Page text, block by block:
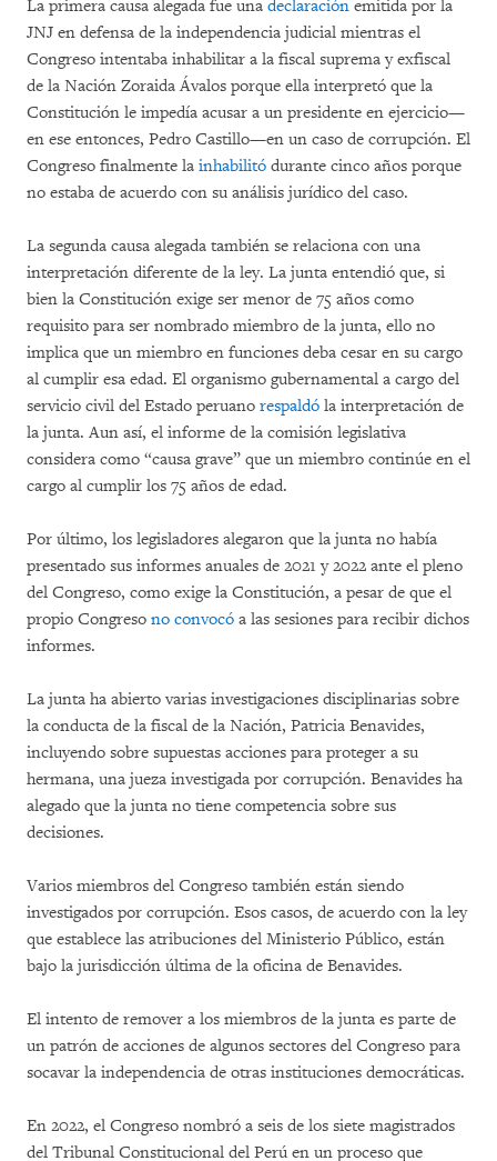
La primera causa alegada fue una declaración emitida por la
JNJ en defensa de la independencia judicial mientras el
Congreso intentaba inhabilitar a la fiscal suprema y exfiscal
de la Nación Zoraida Ávalos porque ella interpretó que la
Constitución le impedía acusar a un presidente en ejercicio—
en ese entonces, Pedro Castillo—en un caso de corrupción. El
Congreso finalmente la inhabilitó durante cinco años porque
no estaba de acuerdo con su análisis jurídico del caso.
La segunda causa alegada también se relaciona con una
interpretación diferente de la ley. La junta entendió que, si
bien la Constitución exige ser menor de 75 años como
requisito para ser nombrado miembro de la junta, ello no
implica que un miembro en funciones deba cesar en su cargo
al cumplir esa edad. El organismo gubernamental a cargo del
servicio civil del Estado peruano respaldó la interpretación de
la junta. Aun así, el informe de la comisión legislativa
considera como “causa grave” que un miembro continúe en el
cargo al cumplir los 75 años de edad.
Por último, los legisladores alegaron que la junta no había
presentado sus informes anuales de 2021 y 2022 ante el pleno
del Congreso, como exige la Constitución, a pesar de que el
propio Congreso no convocó a las sesiones para recibir dichos
informes.
La junta ha abierto varias investigaciones disciplinarias sobre
la conducta de la fiscal de la Nación, Patricia Benavides,
incluyendo sobre supuestas acciones para proteger a su
hermana, una jueza investigada por corrupción. Benavides ha
alegado que la junta no tiene competencia sobre sus
decisiones.
Varios miembros del Congreso también están siendo
investigados por corrupción. Esos casos, de acuerdo con la ley
que establece las atribuciones del Ministerio Público, están
bajo la jurisdicción última de la oficina de Benavides.
El intento de remover a los miembros de la junta es parte de
un patrón de acciones de algunos sectores del Congreso para
socavar la independencia de otras instituciones democráticas.
En 2022, el Congreso nombró a seis de los siete magistrados
del Tribunal Constitucional del Perú en un proceso que